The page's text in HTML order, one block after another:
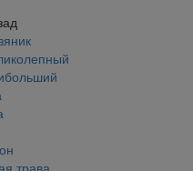
трава